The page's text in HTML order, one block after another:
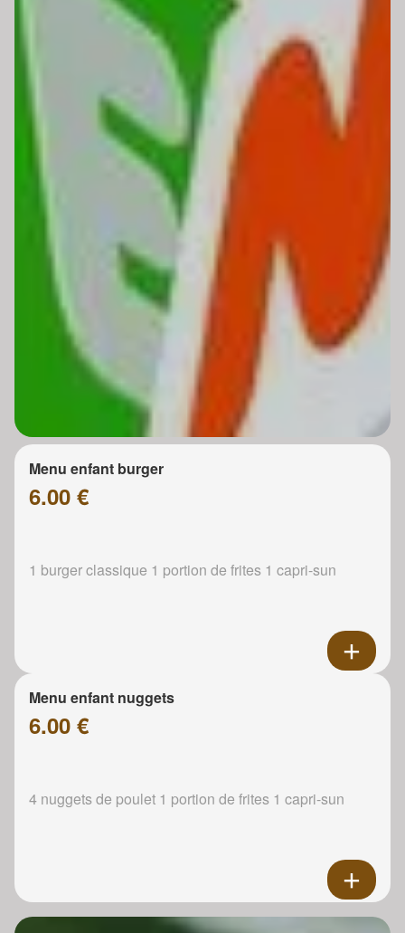
Menu enfant burger
6.00 €
1 burger classique 1 portion de frites 1 capri-sun
Menu enfant nuggets
6.00 €
4 nuggets de poulet 1 portion de frites 1 capri-sun